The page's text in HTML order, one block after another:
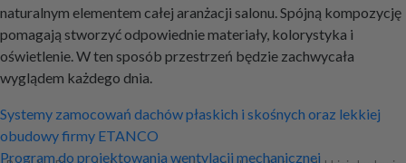
naturalnym elementem całej aranżacji salonu. Spójną kompozycję
pomagają stworzyć odpowiednie materiały, kolorystyka i
oświetlenie. W ten sposób przestrzeń będzie zachwycała
wyglądem każdego dnia.
Nawigacja
wpisu
Systemy zamocowań dachów płaskich i skośnych oraz lekkiej
obudowy firmy ETANCO
Program do projektowania wentylacji mechanicznej